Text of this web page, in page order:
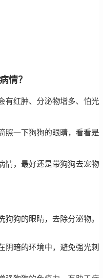
情？
有红肿、分泌物增多、怕光
照一下狗狗的眼睛，看看是
情，最好还是带狗狗去宠物
狗狗的眼睛，去除分泌物。
阴暗的环境中，避免强光刺